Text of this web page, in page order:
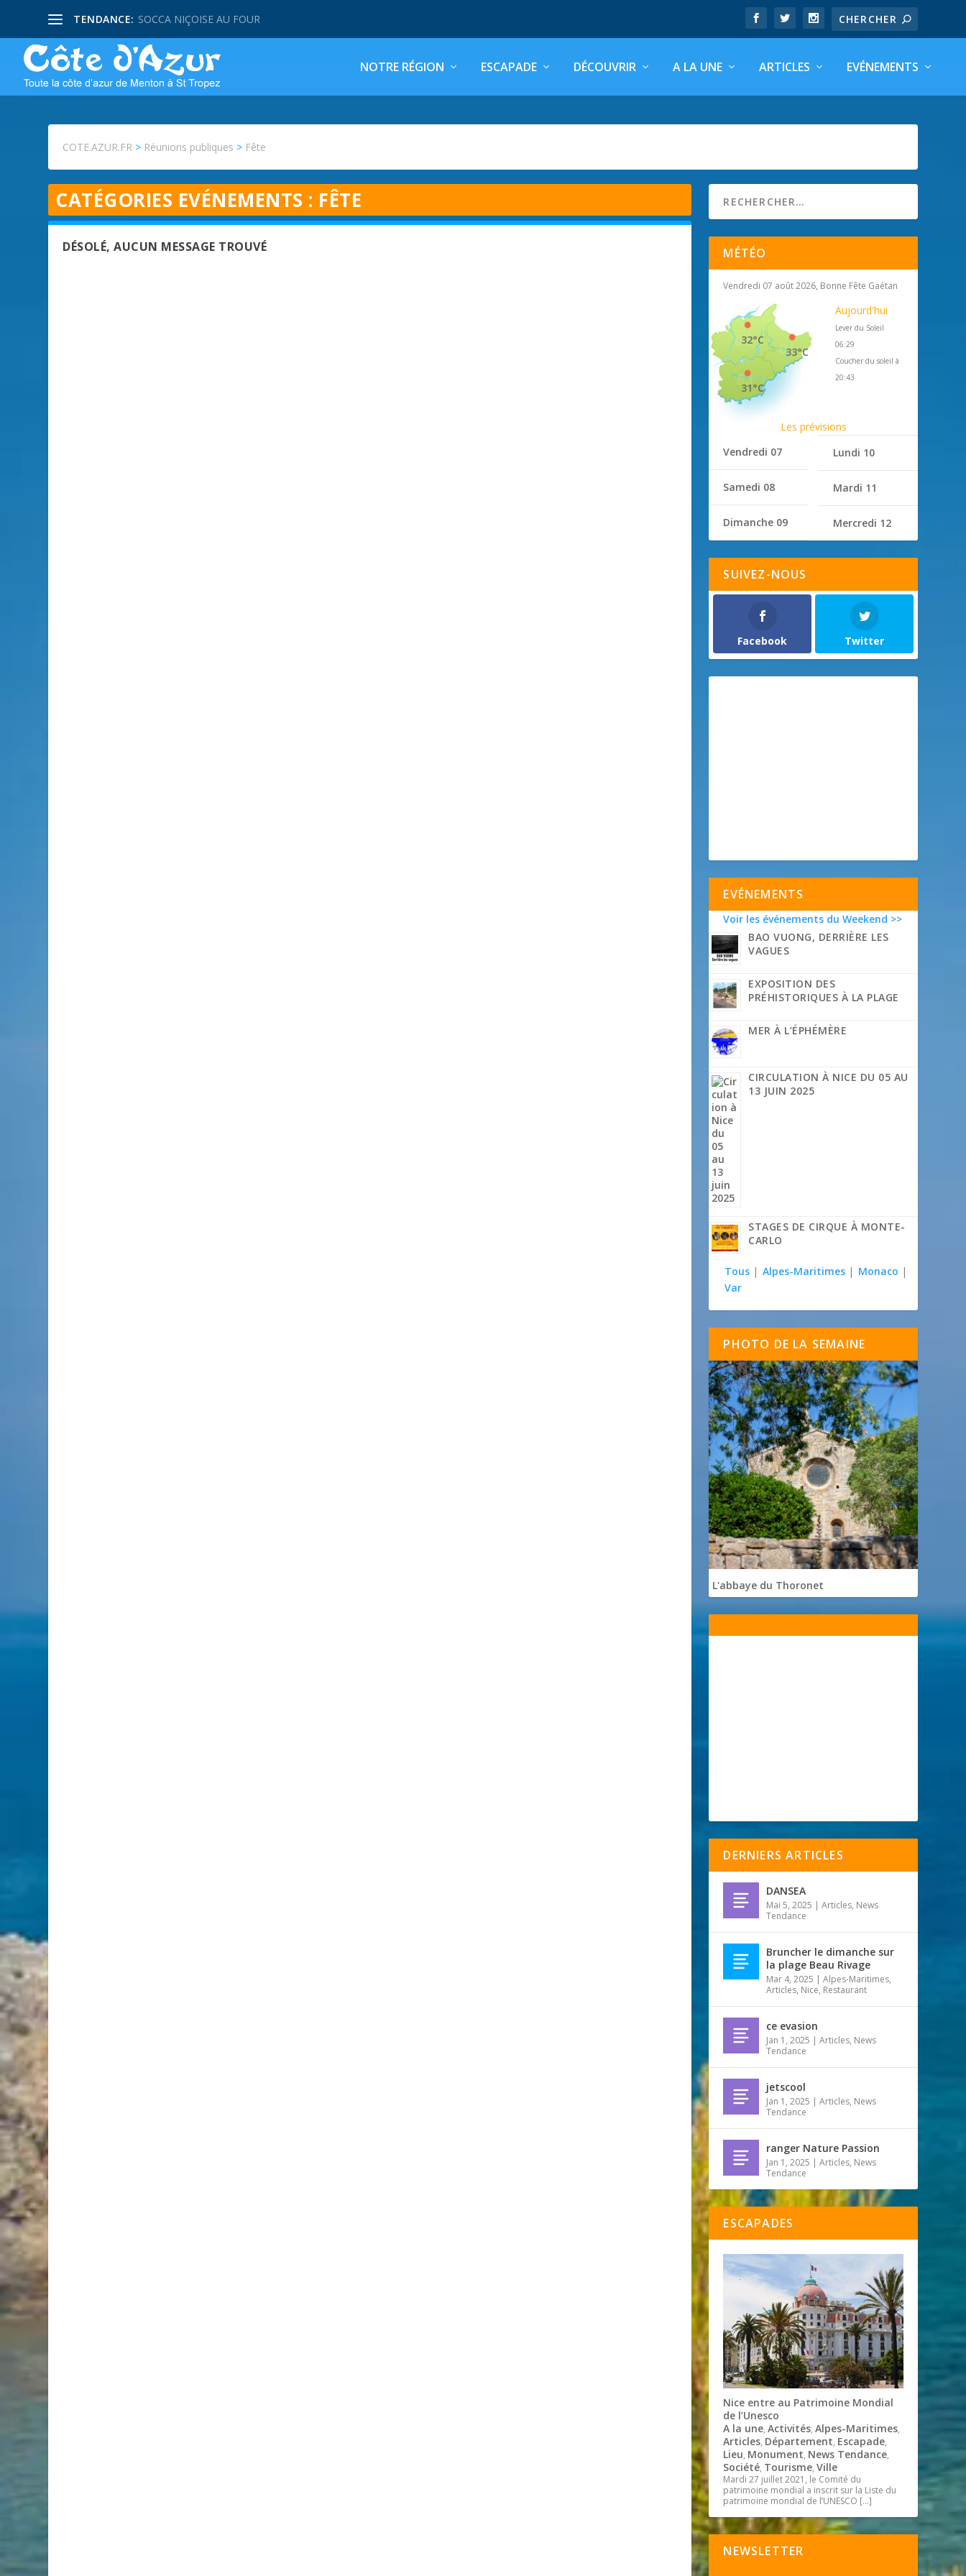
TENDANCE: SOCCA NIÇOISE AU FOUR
NOTRE RÉGION ESCAPADE DÉCOUVRIR A LA UNE ARTICLES EVÉNEMENTS
COTE.AZUR.FR > Réunions publiques > Fête
CATÉGORIES EVÉNEMENTS : FÊTE
DÉSOLÉ, AUCUN MESSAGE TROUVÉ MÉTÉO
Vendredi 07 août 2026, Bonne Fête Gaétan
33°C
32°C
31°C
Aujourd'hui
Lever du Soleil
06:29
Coucher du soleil à
20:43
Les prévisions
Vendredi 07
Samedi 08
Dimanche 09
Lundi 10
Mardi 11
Mercredi 12
SUIVEZ-NOUS
Facebook Twitter
EVÉNEMENTS
Voir les événements du Weekend >>
BAO VUONG, DERRIÈRE LES
VAGUES
EXPOSITION DES
PRÉHISTORIQUES À LA PLAGE
MER À L’ÉPHÉMÈRE
CIRCULATION À NICE DU 05 AU
13 JUIN 2025
STAGES DE CIRQUE À MONTE-
CARLO
Tous | Alpes-Maritimes | Monaco |
Var
PHOTO DE LA SEMAINE
L'abbaye du Thoronet
DERNIERS ARTICLES
DANSEA
Mai 5, 2025 |Articles, News
Tendance
Bruncher le dimanche sur
la plage Beau Rivage
Mar 4, 2025 |Alpes-Maritimes,
Articles, Nice, Restaurant
ce evasion
Jan 1, 2025 |Articles, News
Tendance
jetscool
Jan 1, 2025 |Articles, News
Tendance
ranger Nature Passion
Jan 1, 2025 |Articles, News
Tendance
ESCAPADES
Nice entre au Patrimoine Mondial
de l’Unesco
A la une,Activités,Alpes-Maritimes,
Articles, Département, Escapade,
Lieu, Monument, News Tendance,
Société, Tourisme,Ville
Mardi 27 juillet 2021, le Comité du
patrimoine mondial a inscrit sur la Liste du
patrimoine mondial de l’UNESCO […]
NEWSLETTER